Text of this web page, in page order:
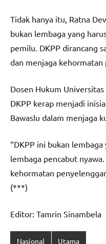
Tidak hanya itu, Ratna
bukan lembaga yang
pemilu. DKPP dirancang
dan menjaga
Dosen Hukum
DKPP kerap menjadi
Bawaslu dalam menjaga
“DKPP ini bukan
lembaga pencabut
kehormatan
(***)
Editor: Tamrin Sinambela
Nasional Utama